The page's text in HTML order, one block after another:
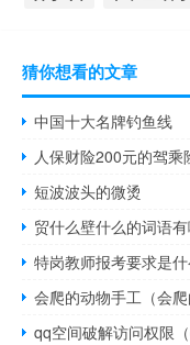
猜你想看的文章
中国十大名牌钓鱼线
人保财险200元的驾乘
短波波头的微烫
贸什么壁什么的词语
特岗教师报考要求是
会爬的动物手工（会爬
qq空间破解访问权限（